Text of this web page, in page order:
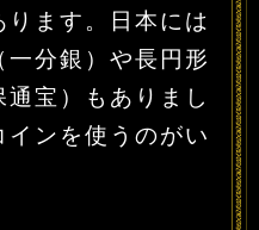
ます。日本には
分銀）や長円形
宝）もありまし
ンを使うのがい